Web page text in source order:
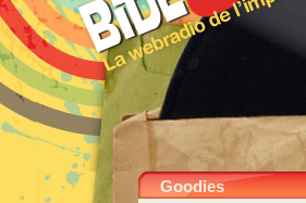
Goodies